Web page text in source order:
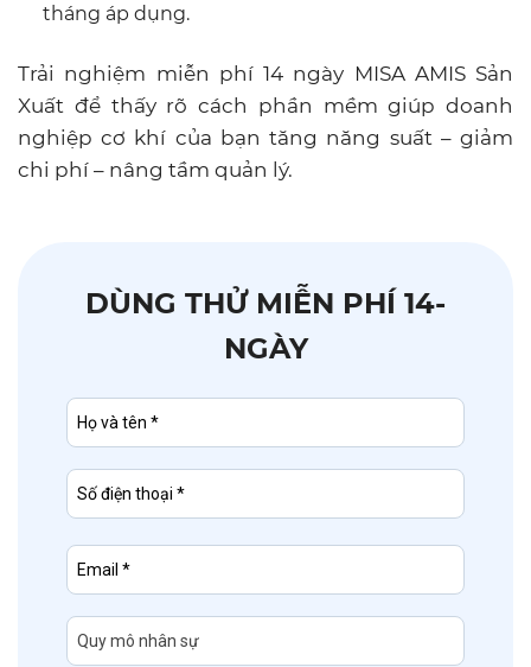
tháng áp dụng.
Trải nghiệm miễn phí 14 ngày MISA AMIS Sản
Xuất để thấy rõ cách phần mềm giúp doanh
nghiệp cơ khí của bạn tăng năng suất – giảm
chi phí – nâng tầm quản lý.
DÙNG THỬ MIỄN PHÍ 14-
NGÀY